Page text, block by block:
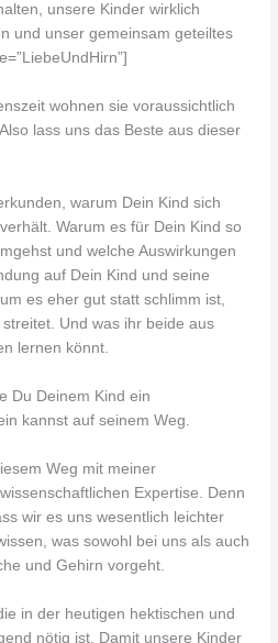
unsere Kinder wirklich
und unser gemeinsam geteiltes
wohnen sie voraussichtlich
lass uns das Beste aus dieser
warum Dein Kind sich
Warum es für Dein Kind so
und welche Auswirkungen
auf Dein Kind und seine
es eher gut statt schlimm ist,
Und was ihr beide aus
lernen könnt.
Du Deinem Kind ein
kannst auf seinem Weg.
Weg mit meiner
Expertise. Denn
wir es uns wesentlich leichter
was sowohl bei uns als auch
und Gehirn vorgeht.
in der heutigen hektischen und
nötig ist. Damit unsere Kinder